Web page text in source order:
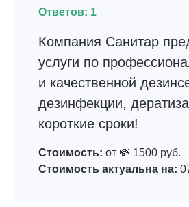
Ответов: 1
Компания Санитар
услуги по
и качественной
дезинфекции,
короткие сроки!
Стоимость: от 💸 1500 руб.
Стоимость актуальна на: